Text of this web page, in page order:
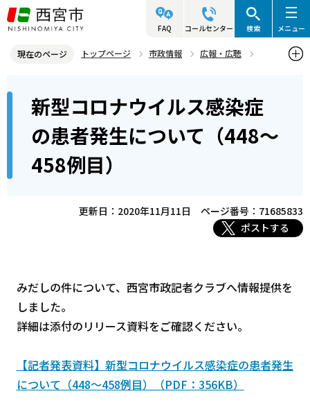
こ
の
ジ
す
FAQ コールセンター 検索 メニュー
現在のページ トップページ 市政情報
広報・広聴
新型コロナウイルス感染症の患者発生について（448～458例目）
ら
新型コロナウイルス感染症
の患者発生について（448～
458例目）
更新日：2020年11月11日
ページ番号：71685833
ポストする
みだしの件について、西宮市政記者クラブへ情報提供を
しました。
詳細は添付のリリース資料をご確認ください。
【記者発表資料】新型コロナウイルス感染症の患者発生
について（448～458例目）（PDF：356KB）